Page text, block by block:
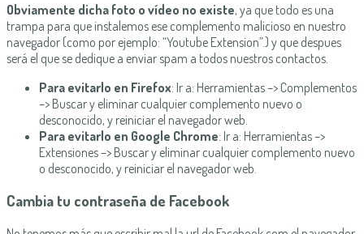
Obviamente dicha foto o vídeo no existe, ya que todo es una
trampa para que instalemos ese complemento malicioso en nuestro
navegador (como por ejemplo: “Youtube Extension”.) y que despues
será el que se dedique a enviar spam a todos nuestros contactos.
Para evitarlo en Firefox: Ir a: Herramientas –> Complementos
–> Buscar y eliminar cualquier complemento nuevo o
desconocido, y reiniciar el navegador web.
Para evitarlo en Google Chrome: Ir a: Herramientas –>
Extensiones –> Buscar y eliminar cualquier complemento nuevo
o desconocido, y reiniciar el navegador web.
Cambia tu contraseña de Facebook